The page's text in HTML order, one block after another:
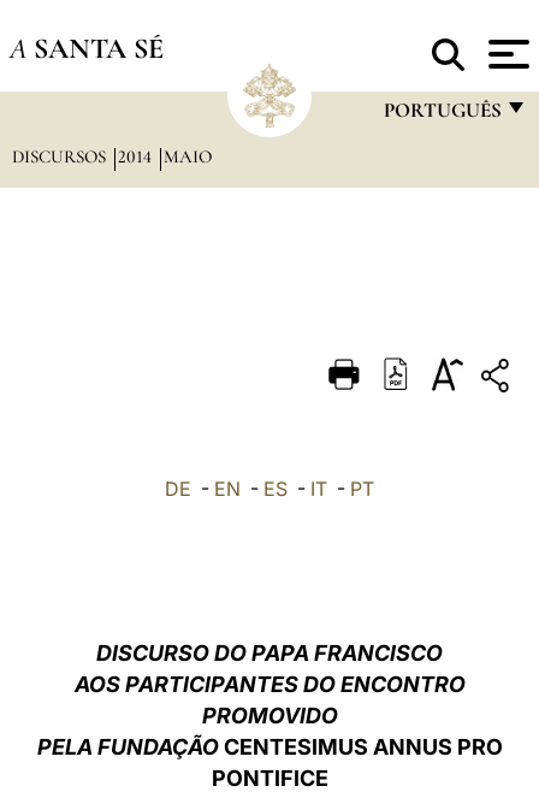
A SANTA SÉ
PORTUGUÊS
DEUTSCH
DISCURSOS 2014 MAIO
DE - EN - ES - IT - PT
DISCURSO DO PAPA FRANCISCO
AOS PARTICIPANTES DO ENCONTRO
PROMOVIDO
PELA FUNDAÇÃOCENTESIMUS ANNUS PRO
PONTIFICE